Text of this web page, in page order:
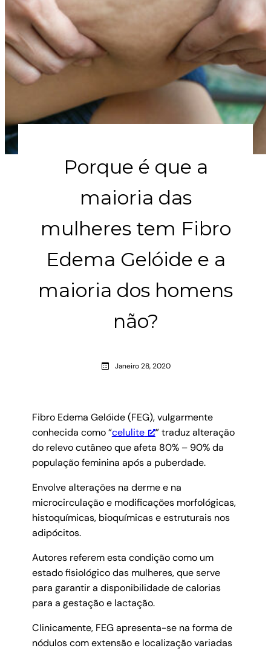
Porque é que a
maioria das
mulheres tem Fibro
Edema Gelóide e a
maioria dos homens
não?
Janeiro 28, 2020
Fibro Edema Gelóide (FEG), vulgarmente
conhecida como “celulite
” traduz alteração
do relevo cutâneo que afeta 80% – 90% da
população feminina após a puberdade.
Envolve alterações na derme e na
microcirculação e modificações morfológicas,
histoquímicas, bioquímicas e estruturais nos
adipócitos.
Autores referem esta condição como um
estado fisiológico das mulheres, que serve
para garantir a disponibilidade de calorias
para a gestação e lactação.
Clinicamente, FEG apresenta-se na forma de
nódulos com extensão e localização variadas